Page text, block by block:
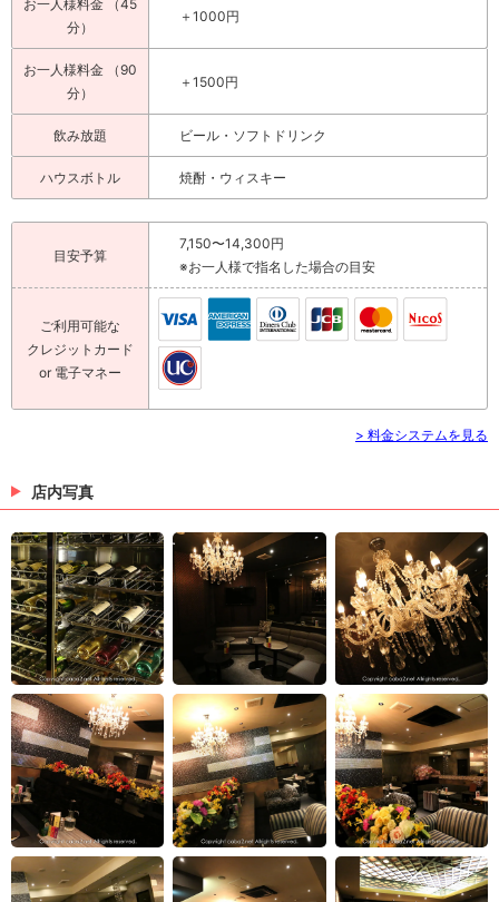
お一人様料金 （45
分）
＋1000円
お一人様料金 （90
分）
＋1500円
飲み放題 ビール・ソフトドリンク
ハウスボトル 焼酎・ウィスキー
目安予算
7,150〜14,300円
※お一人様で指名した場合の目安
ご利用可能な
クレジットカード
or 電子マネー
> 料金システムを見る
店内写真